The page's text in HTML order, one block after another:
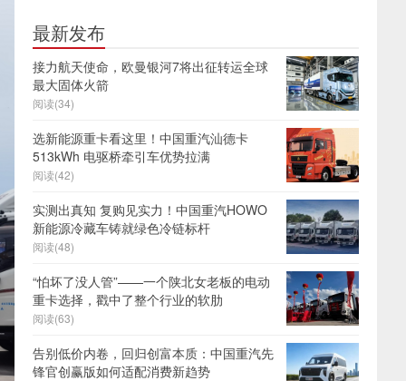
最新发布
接力航天使命，欧曼银河7将出征转运全球
最大固体火箭
阅读(34)
选新能源重卡看这里！中国重汽汕德卡
513kWh 电驱桥牵引车优势拉满
阅读(42)
实测出真知 复购见实力！中国重汽HOWO
新能源冷藏车铸就绿色冷链标杆
阅读(48)
“怕坏了没人管”——一个陕北女老板的电动
重卡选择，戳中了整个行业的软肋
阅读(63)
告别低价内卷，回归创富本质：中国重汽先
锋官创赢版如何适配消费新趋势